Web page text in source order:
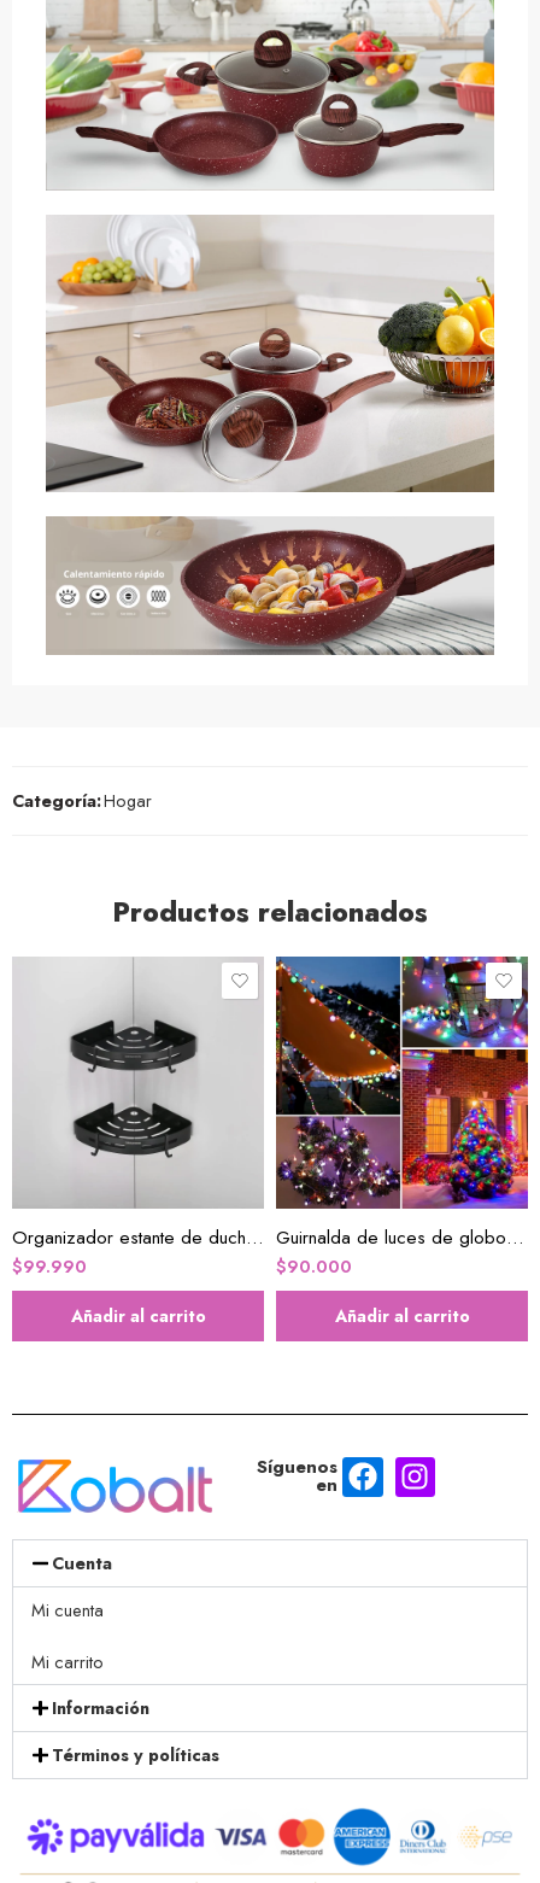
Categoría:Hogar
Productos relacionados
Organizador estante de ducha de esquina negro
$99.990
Añadir al carrito
Guirnalda de luces de globo a pilas
$90.000
Añadir al carrito
Síguenos
en
Cuenta
Mi cuenta
Mi carrito
Información
Términos y políticas